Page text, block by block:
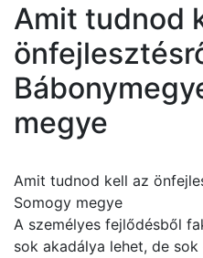
Amit tudnod
megye
Amit tudnod kell az
Somogy megye
A személyes fejlődésből
sok akadálya lehet, de